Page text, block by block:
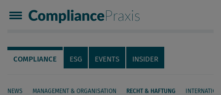
Compliance Praxis
Servicenavigation
Navigation
COMPLIANCE ESG EVENTS INSIDER
NEWS MANAGEMENT & ORGANISATION RECHT & HAFTUNG